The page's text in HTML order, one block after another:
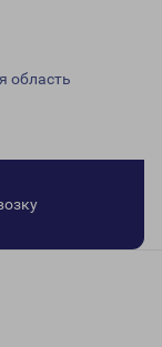
область